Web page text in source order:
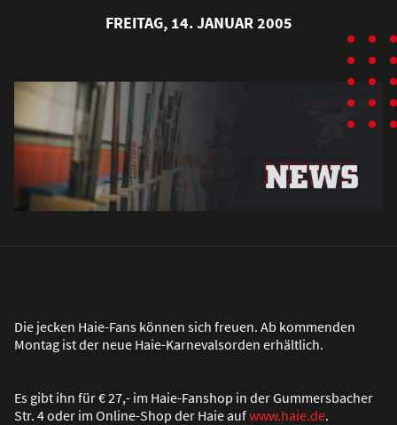
FREITAG, 14. JANUAR 2005
Die jecken Haie-Fans können sich freuen. Ab kommenden
Montag ist der neue Haie-Karnevalsorden erhältlich.
Es gibt ihn für € 27,- im Haie-Fanshop in der Gummersbacher
Str. 4 oder im Online-Shop der Haie aufwww.haie.de.